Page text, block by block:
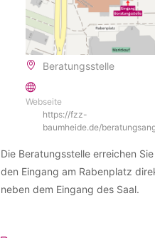
Beratungsstelle
Webseite
https://fzz-
baumheide.de/
Die Beratungsstelle erreichen
den Eingang am Rabenplatz
neben dem Eingang des Saal.